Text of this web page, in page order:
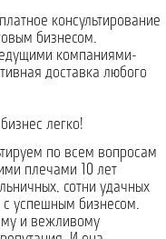
консультирование
бизнесом.
компаниями-
доставка любого
легко!
по всем вопросам
плечами 10 лет
сотни удачных
успешным бизнесом.
и вежливому